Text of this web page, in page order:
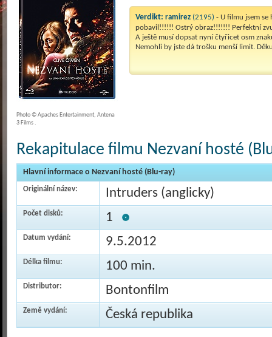
Verdikt: ramirez (2195) - U filmu jsem se
pobavil!!!!!! Ostrý obraz!!!!!!! Perfektní
A ještě musí dopsat nyní čtyřicet osm
Nemohli by jste dá trošku menší limit.
Photo © Apaches Entertainment, Antena
3 Films .
Rekapitulace filmu Nezvaní hosté
Hlavní informace o Nezvaní hosté (Blu-ray)
Originální název: Intruders (anglicky)
Počet disků: 1
Datum vydání: 9.5.2012
Délka filmu: 100 min.
Distributor: Bontonfilm
Země vydání: Česká republika